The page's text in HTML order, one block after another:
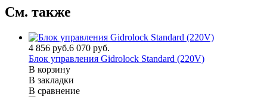
См. также
4 856 руб.6 070 руб.
Блок управления Gidrolock Standard (220V)
В корзину
В закладки
В сравнение